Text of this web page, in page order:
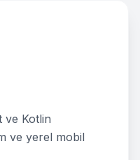
ve Kotlin
ve yerel mobil